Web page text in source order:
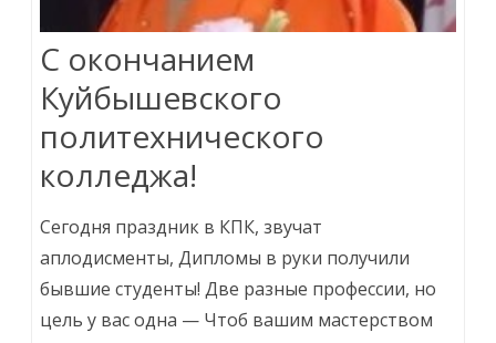
С окончанием
Куйбышевского
политехнического
колледжа!
Сегодня праздник в КПК, звучат
аплодисменты, Дипломы в руки получили
бывшие студенты! Две разные профессии, но
цель у вас одна — Чтоб вашим мастерством